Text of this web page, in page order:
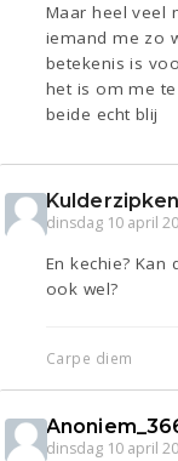
Maar heel veel
iemand me zo
betekenis is
het is om me
beide echt blij
Kulderzipken
dinsdag 10 april
En kechie?
ook wel?
Carpe diem
dinsdag 10 april